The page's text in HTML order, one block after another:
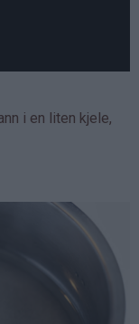
i en liten kjele,